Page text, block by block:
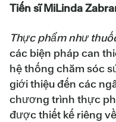
Tiến sĩ MiLinda
Thực phẩm như
các biện pháp can
hệ thống chăm sóc
giới thiệu đến các
chương trình thực
được thiết kế riêng